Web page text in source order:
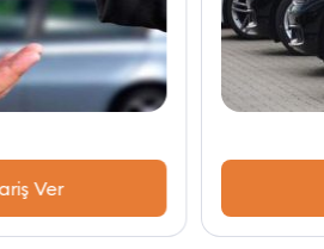
Sipariş Ver